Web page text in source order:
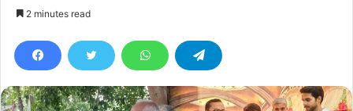
d
e
2 minutes read